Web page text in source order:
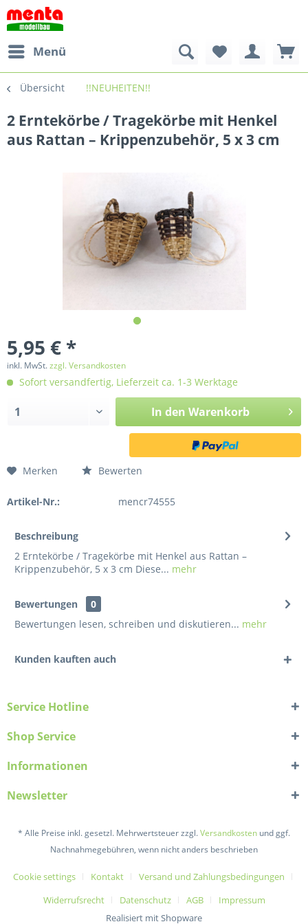
Menü
Übersicht !!NEUHEITEN!!
2 Erntekörbe / Tragekörbe mit Henkel
aus Rattan – Krippenzubehör, 5 x 3 cm
5,95 € *
inkl. MwSt.zzgl. Versandkosten
Sofort versandfertig, Lieferzeit ca. 1-3 Werktage
In den Warenkorb
Merken Bewerten
Artikel-Nr.: mencr74555
Beschreibung
2 Erntekörbe / Tragekörbe mit Henkel aus Rattan –
Krippenzubehör, 5 x 3 cm Diese... mehr
Bewertungen
0
Bewertungen lesen, schreiben und diskutieren... mehr
Kunden kauften auch
Service Hotline
Shop Service
Informationen
Newsletter
* Alle Preise inkl. gesetzl. Mehrwertsteuer zzgl.Versandkosten und ggf.
Nachnahmegebühren, wenn nicht anders beschrieben
Cookie settings Kontakt
Versand und Zahlungsbedingungen
Widerrufsrecht
Datenschutz AGB
Impressum
Realisiert mit Shopware